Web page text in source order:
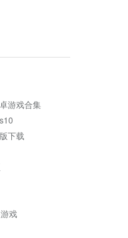
游戏合集
下载
戏